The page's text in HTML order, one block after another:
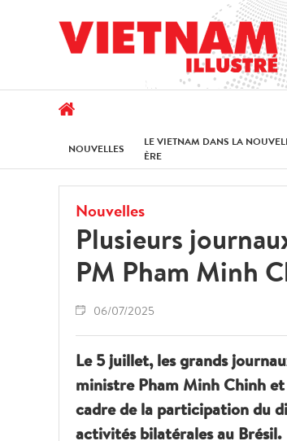
NOUVELLES
LE VIETNAM DANS LA
ÈRE
Nouvelles
Plusieurs
PM Pham Minh
06/07/2025
Le 5 juillet, les grands
ministre Pham Minh Chinh et
cadre de la participation du
activités bilatérales au Brésil.